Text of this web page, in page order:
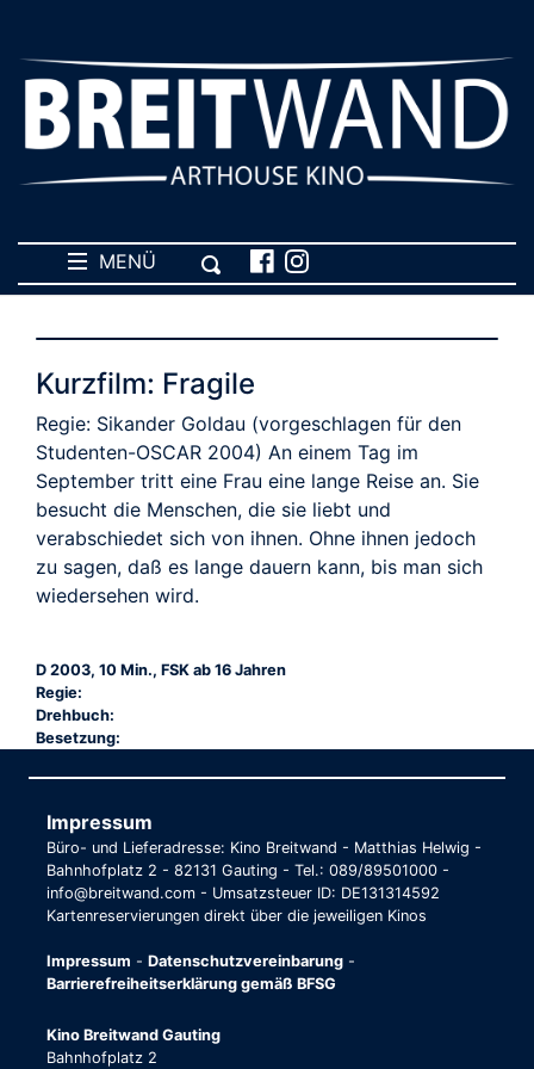
MENÜ
Kurzfilm: Fragile
Regie: Sikander Goldau (vorgeschlagen für den
Studenten-OSCAR 2004) An einem Tag im
September tritt eine Frau eine lange Reise an. Sie
besucht die Menschen, die sie liebt und
verabschiedet sich von ihnen. Ohne ihnen jedoch
zu sagen, daß es lange dauern kann, bis man sich
wiedersehen wird.
D 2003, 10 Min., FSK ab 16 Jahren
Regie:
Drehbuch:
Besetzung:
Impressum
Büro- und Lieferadresse: Kino Breitwand - Matthias Helwig -
Bahnhofplatz 2 - 82131 Gauting - Tel.: 089/89501000 -
info@breitwand.com - Umsatzsteuer ID: DE131314592
Kartenreservierungen direkt über die jeweiligen Kinos
Impressum - Datenschutzvereinbarung -
Barrierefreiheitserklärung gemäß BFSG
Kino Breitwand Gauting
Bahnhofplatz 2